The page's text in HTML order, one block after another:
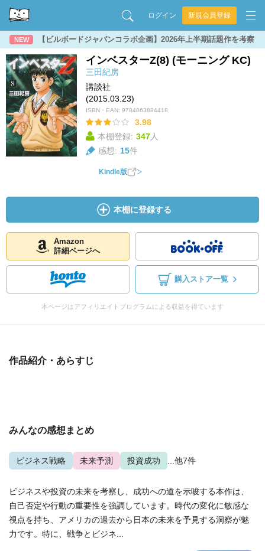
ログイン 新規会員登録
NEW 【ビルボードジャパンコラボ企画】2026年上半期話題作を考察
インベスターZ(8) (モーニング KC)
三田紀房
講談社
(2015.03.23)
ISBN・EAN: 9784063884418
3.98
本棚登録: 347人
感想: 15件
Kindle版
本棚に登録する
Amazon
詳細ページへ
購入ストア一覧
本ページはアフィリエイトプログラムによる収益を得ています
作品紹介・あらすじ
みんなの感想まとめ
ビジネス戦略 未来予測 投資成功 ...他7件
ビジネスや投資の未来を考察し、成功への道を示唆する本作は、
自己否定や行動の重要性を強調しています。時代の変化に敏感な
視点を持ち、アメリカの過去から日本の未来を予見する洞察が魅
力です。特に、戦争とビジネ...